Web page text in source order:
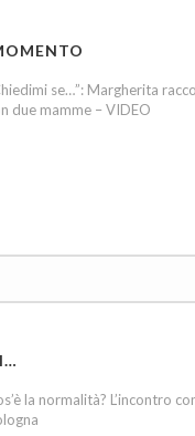
se…”: Margherita
due mamme – VIDEO
la normalità? L’incontro